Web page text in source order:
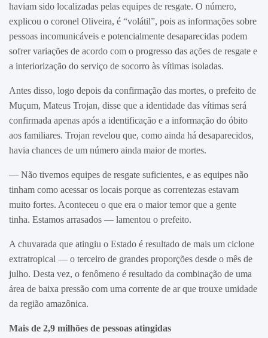
haviam sido localizadas pelas equipes de resgate. O número,
explicou o coronel Oliveira, é “volátil”, pois as informações sobre
pessoas incomunicáveis e potencialmente desaparecidas podem
sofrer variações de acordo com o progresso das ações de resgate e
a interiorização do serviço de socorro às vítimas isoladas.
Antes disso, logo depois da confirmação das mortes, o prefeito de
Muçum, Mateus Trojan, disse que a identidade das vítimas será
confirmada apenas após a identificação e a informação do óbito
aos familiares. Trojan revelou que, como ainda há desaparecidos,
havia chances de um número ainda maior de mortes.
— Não tivemos equipes de resgate suficientes, e as equipes não
tinham como acessar os locais porque as correntezas estavam
muito fortes. Aconteceu o que era o maior temor que a gente
tinha. Estamos arrasados — lamentou o prefeito.
A chuvarada que atingiu o Estado é resultado de mais um ciclone
extratropical — o terceiro de grandes proporções desde o mês de
julho. Desta vez, o fenômeno é resultado da combinação de uma
área de baixa pressão com uma corrente de ar que trouxe umidade
da região amazônica.
Mais de 2,9 milhões de pessoas atingidas